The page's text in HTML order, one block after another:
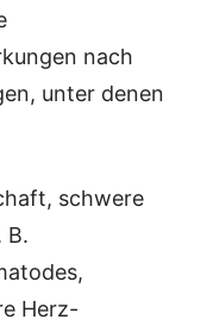
nach
unter denen
schwere
B.
Herz-